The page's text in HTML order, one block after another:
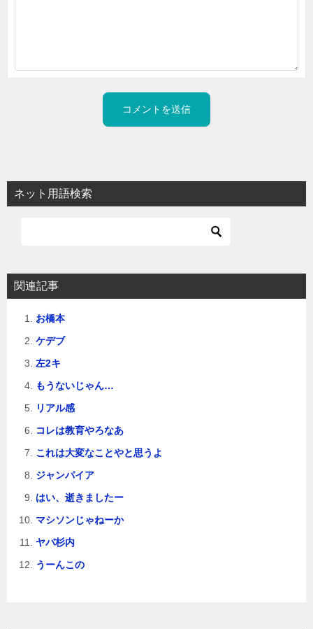
ネット用語検索
関連記事
お橋本
ケデブ
左2キ
もうないじゃん…
リアル感
コレは教育やろなあ
これは大変なことやと思うよ
ジャンパイア
はい、逝きましたー
マシソンじゃねーか
ヤバ杉内
うーんこの